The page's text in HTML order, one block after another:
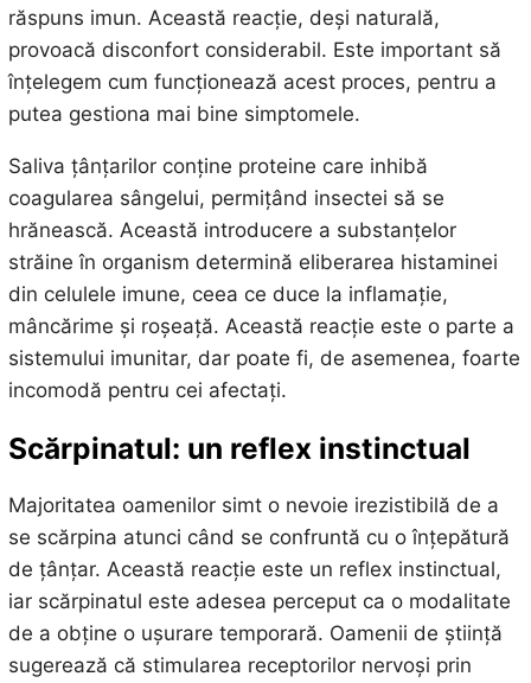
răspuns imun. Această reacție, deși naturală,
provoacă disconfort considerabil. Este important să
înțelegem cum funcționează acest proces, pentru a
putea gestiona mai bine simptomele.
Saliva țânțarilor conține proteine care inhibă
coagularea sângelui, permițând insectei să se
hrănească. Această introducere a substanțelor
străine în organism determină eliberarea histaminei
din celulele imune, ceea ce duce la inflamație,
mâncărime și roșeață. Această reacție este o parte a
sistemului imunitar, dar poate fi, de asemenea, foarte
incomodă pentru cei afectați.
Scărpinatul: un reflex instinctual
Majoritatea oamenilor simt o nevoie irezistibilă de a
se scărpina atunci când se confruntă cu o înțepătură
de țânțar. Această reacție este un reflex instinctual,
iar scărpinatul este adesea perceput ca o modalitate
de a obține o ușurare temporară. Oamenii de știință
sugerează că stimularea receptorilor nervoși prin